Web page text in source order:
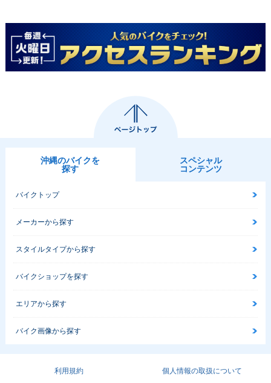
沖縄のバイクを
探す
スペシャル
コンテンツ
バイクトップ
メーカーから探す
スタイルタイプから探す
バイクショップを探す
エリアから探す
バイク画像から探す
利用規約 個人情報の取扱について